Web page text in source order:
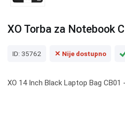
XO Torba za Notebook
ID: 35762 ✕ Nije dostupno
XO 14 Inch Black Laptop Bag CB01